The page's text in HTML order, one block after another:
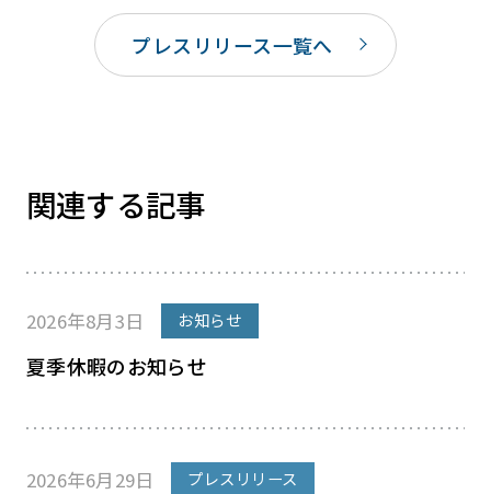
プレスリリース一覧へ
関連する記事
2026年8月3日 お知らせ
夏季休暇のお知らせ
2026年6月29日 プレスリリース